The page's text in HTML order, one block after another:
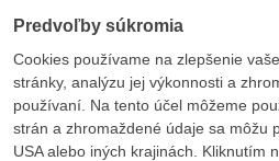
Predvoľby súkromia
Cookies používame na zlepšenie
stránky, analýzu jej výkonnosti a
používaní. Na tento účel môžeme
strán a zhromaždené údaje sa môžu
USA alebo iných krajinách. Kliknutím